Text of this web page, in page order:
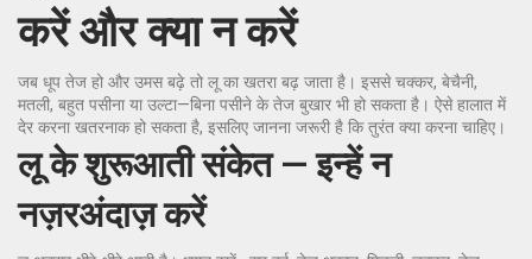
करें और क्या न करें
जब धूप तेज हो और उमस बढ़े तो लू का खतरा बढ़ जाता है। इससे चक्कर, बेचैनी,
मतली, बहुत पसीना या उल्टा—बिना पसीने के तेज बुखार भी हो सकता है। ऐसे हालात में
देर करना खतरनाक हो सकता है, इसलिए जानना जरूरी है कि तुरंत क्या करना चाहिए।
लू के शुरूआती संकेत — इन्हें न
नज़रअंदाज़ करें